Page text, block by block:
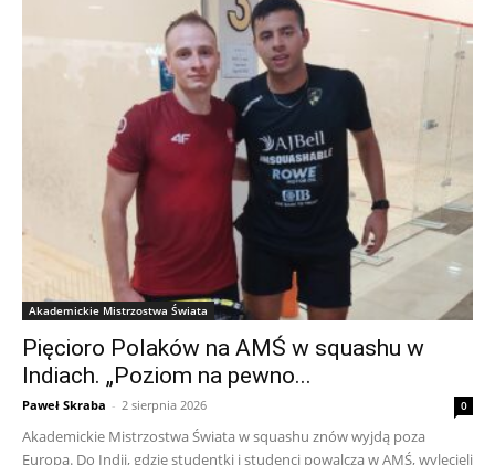
Akademickie Mistrzostwa Świata
Pięcioro Polaków na AMŚ w squashu w
Indiach. „Poziom na pewno...
Paweł Skraba - 2 sierpnia 2026 0
Akademickie Mistrzostwa Świata w squashu znów wyjdą poza
Europą. Do Indii, gdzie studentki i studenci powalczą w AMŚ, wylecieli